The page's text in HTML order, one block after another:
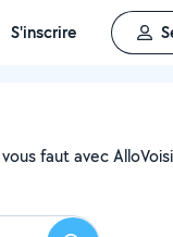
S'inscrire
faut avec